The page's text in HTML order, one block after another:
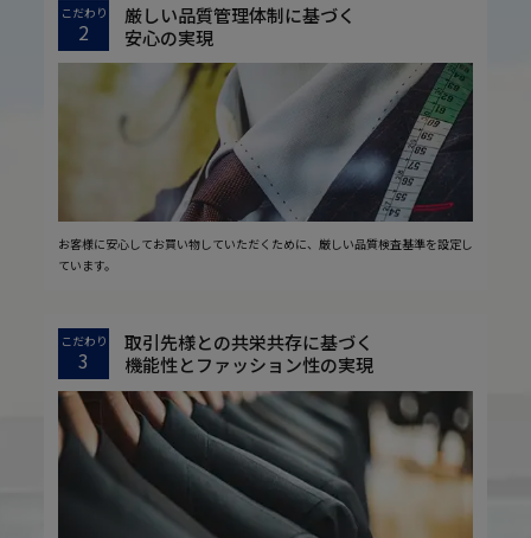
こだわり
2
厳しい品質管理体制に基づく
安心の実現
お客様に安心してお買い物していただくために、厳しい品質検査基準を設定し
ています。
こだわり
3
取引先様との共栄共存に基づく
機能性とファッション性の実現